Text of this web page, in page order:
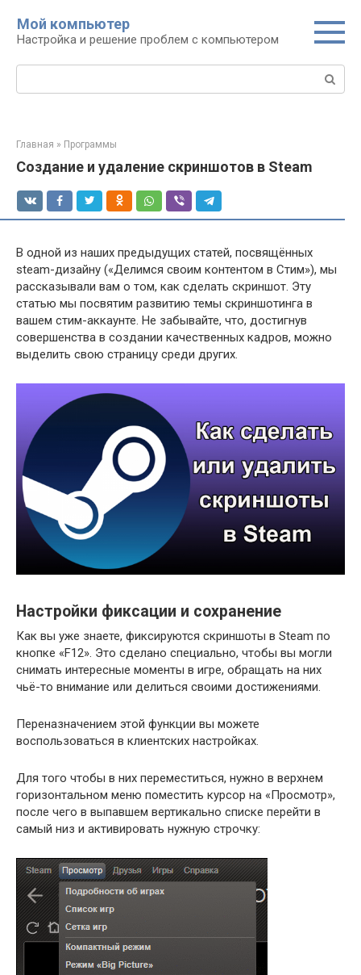
контенту
Мой компьютер
Настройка и решение проблем с компьютером
Поиск:
Главная » Программы
Создание и удаление скриншотов в Steam
В одной из наших предыдущих статей, посвящённых
steam-дизайну («Делимся своим контентом в Стим»), мы
рассказывали вам о том, как сделать скриншот. Эту
статью мы посвятим развитию темы скриншотинга в
вашем стим-аккаунте. Не забывайте, что, достигнув
совершенства в создании качественных кадров, можно
выделить свою страницу среди других.
Настройки фиксации и сохранение
Как вы уже знаете, фиксируются скриншоты в Steam по
кнопке «F12». Это сделано специально, чтобы вы могли
снимать интересные моменты в игре, обращать на них
чьё-то внимание или делиться своими достижениями.
Переназначением этой функции вы можете
воспользоваться в клиентских настройках.
Для того чтобы в них переместиться, нужно в верхнем
горизонтальном меню поместить курсор на «Просмотр»,
после чего в выпавшем вертикально списке перейти в
самый низ и активировать нужную строчку: